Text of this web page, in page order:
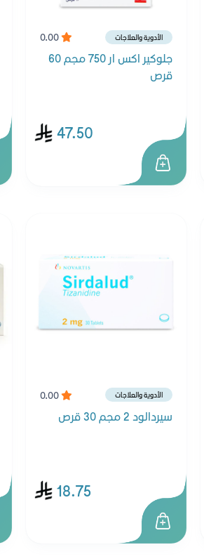
0.00 الأدوية والعلاجات
جلوكير اكس ار 750 مجم 60
قرص
47.50
0.00 الأدوية والعلاجات
سيردالود 2 مجم 30 قرص
18.75